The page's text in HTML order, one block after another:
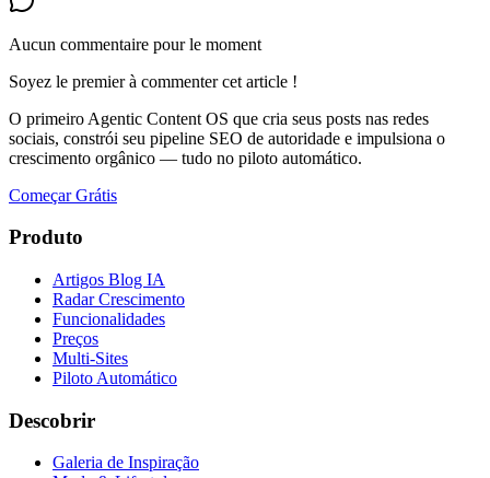
Aucun commentaire pour le moment
Soyez le premier à commenter cet article !
O primeiro Agentic Content OS que cria seus posts nas redes
sociais, constrói seu pipeline SEO de autoridade e impulsiona o
crescimento orgânico — tudo no piloto automático.
Começar Grátis
Produto
Artigos Blog IA
Radar Crescimento
Funcionalidades
Preços
Multi-Sites
Piloto Automático
Descobrir
Galeria de Inspiração